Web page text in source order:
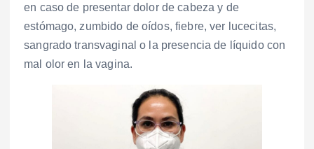
en caso de presentar dolor de cabeza y de
estómago, zumbido de oídos, fiebre, ver lucecitas,
sangrado transvaginal o la presencia de líquido con
mal olor en la vagina.